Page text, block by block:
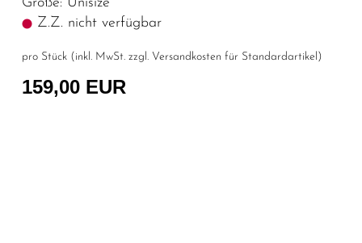
Z.Z. nicht verfügbar
pro Stück (inkl. MwSt. zzgl. Versandkosten für Standardartikel )
159,00 EUR